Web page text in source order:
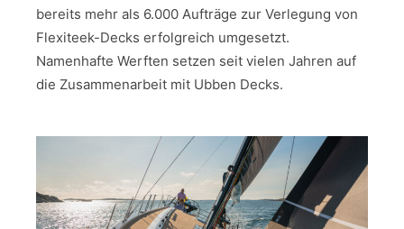
bereits mehr als 6.000 Aufträge zur Verlegung von
Flexiteek-Decks erfolgreich umgesetzt.
Namenhafte Werften setzen seit vielen Jahren auf
die Zusammenarbeit mit Ubben Decks.